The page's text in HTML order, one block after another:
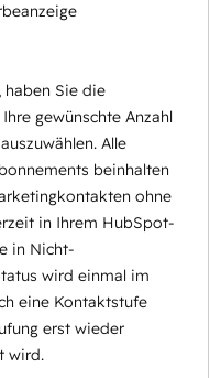
haben Sie die
gewünschte Anzahl
Alle
beinhalten
ohne
in Ihrem HubSpot-
in Nicht-
wird einmal im
eine Kontaktstufe
erst wieder
wird.